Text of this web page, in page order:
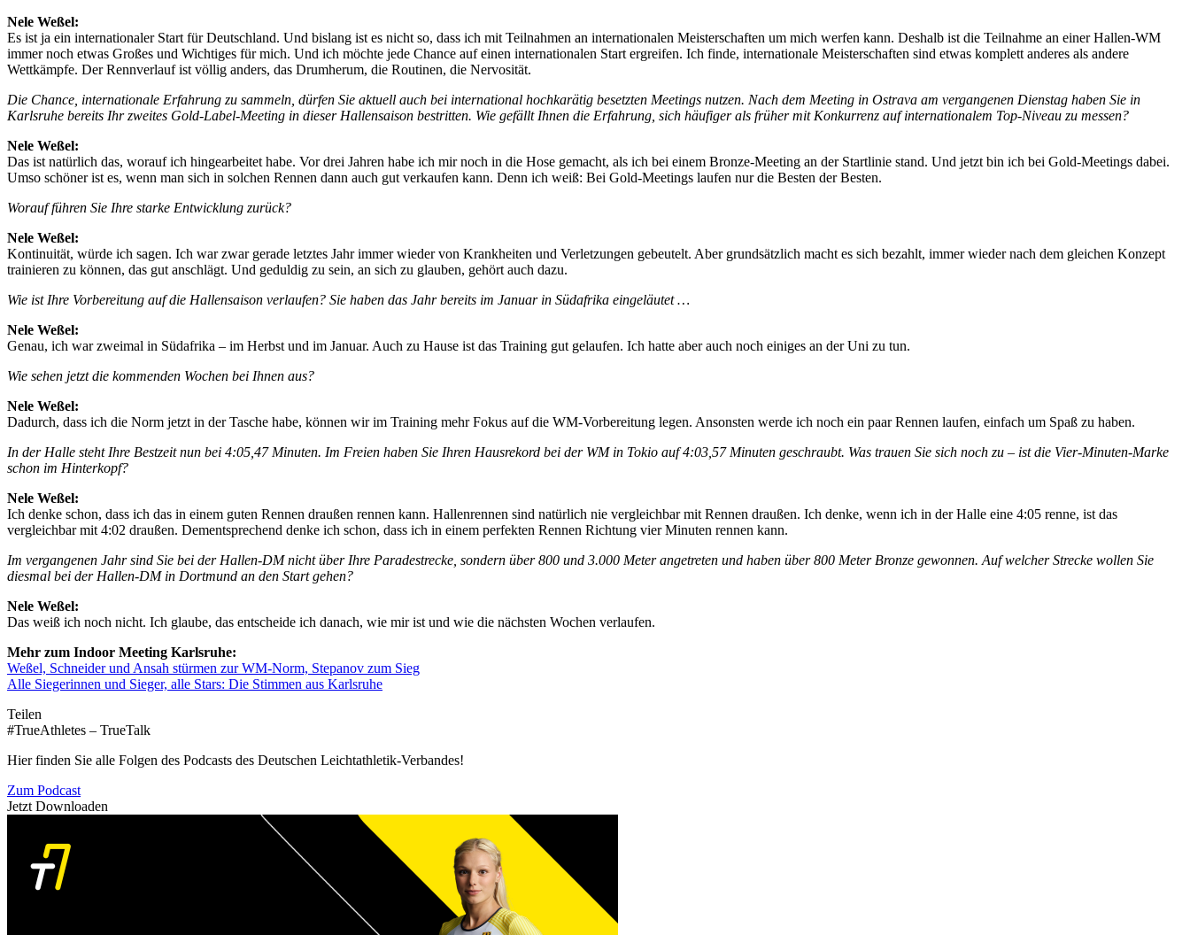
Nele Weßel:
Es ist ja ein internationaler Start für Deutschland. Und bislang ist es nicht so, dass ich mit Teilnahmen an internationalen Meisterschaften um mich werfen kann. Deshalb ist die Teilnahme an einer Hallen-WM
immer noch etwas Großes und Wichtiges für mich. Und ich möchte jede Chance auf einen internationalen Start ergreifen. Ich finde, internationale Meisterschaften sind etwas komplett anderes als andere
Wettkämpfe. Der Rennverlauf ist völlig anders, das Drumherum, die Routinen, die Nervosität.
Die Chance, internationale Erfahrung zu sammeln, dürfen Sie aktuell auch bei international hochkarätig besetzten Meetings nutzen. Nach dem Meeting in Ostrava am vergangenen Dienstag haben Sie in
Karlsruhe bereits Ihr zweites Gold-Label-Meeting in dieser Hallensaison bestritten. Wie gefällt Ihnen die Erfahrung, sich häufiger als früher mit Konkurrenz auf internationalem Top-Niveau zu messen?
Nele Weßel:
Das ist natürlich das, worauf ich hingearbeitet habe. Vor drei Jahren habe ich mir noch in die Hose gemacht, als ich bei einem Bronze-Meeting an der Startlinie stand. Und jetzt bin ich bei Gold-Meetings dabei.
Umso schöner ist es, wenn man sich in solchen Rennen dann auch gut verkaufen kann. Denn ich weiß: Bei Gold-Meetings laufen nur die Besten der Besten.
Worauf führen Sie Ihre starke Entwicklung zurück?
Nele Weßel:
Kontinuität, würde ich sagen. Ich war zwar gerade letztes Jahr immer wieder von Krankheiten und Verletzungen gebeutelt. Aber grundsätzlich macht es sich bezahlt, immer wieder nach dem gleichen Konzept
trainieren zu können, das gut anschlägt. Und geduldig zu sein, an sich zu glauben, gehört auch dazu.
Wie ist Ihre Vorbereitung auf die Hallensaison verlaufen? Sie haben das Jahr bereits im Januar in Südafrika eingeläutet …
Nele Weßel:
Genau, ich war zweimal in Südafrika – im Herbst und im Januar. Auch zu Hause ist das Training gut gelaufen. Ich hatte aber auch noch einiges an der Uni zu tun.
Wie sehen jetzt die kommenden Wochen bei Ihnen aus?
Nele Weßel:
Dadurch, dass ich die Norm jetzt in der Tasche habe, können wir im Training mehr Fokus auf die WM-Vorbereitung legen. Ansonsten werde ich noch ein paar Rennen laufen, einfach um Spaß zu haben.
In der Halle steht Ihre Bestzeit nun bei 4:05,47 Minuten. Im Freien haben Sie Ihren Hausrekord bei der WM in Tokio auf 4:03,57 Minuten geschraubt. Was trauen Sie sich noch zu – ist die Vier-Minuten-Marke
schon im Hinterkopf?
Nele Weßel:
Ich denke schon, dass ich das in einem guten Rennen draußen rennen kann. Hallenrennen sind natürlich nie vergleichbar mit Rennen draußen. Ich denke, wenn ich in der Halle eine 4:05 renne, ist das
vergleichbar mit 4:02 draußen. Dementsprechend denke ich schon, dass ich in einem perfekten Rennen Richtung vier Minuten rennen kann.
Im vergangenen Jahr sind Sie bei der Hallen-DM nicht über Ihre Paradestrecke, sondern über 800 und 3.000 Meter angetreten und haben über 800 Meter Bronze gewonnen. Auf welcher Strecke wollen Sie
diesmal bei der Hallen-DM in Dortmund an den Start gehen?
Nele Weßel:
Das weiß ich noch nicht. Ich glaube, das entscheide ich danach, wie mir ist und wie die nächsten Wochen verlaufen.
Mehr zum Indoor Meeting Karlsruhe:
Weßel, Schneider und Ansah stürmen zur WM-Norm, Stepanov zum Sieg
Alle Siegerinnen und Sieger, alle Stars: Die Stimmen aus Karlsruhe
Teilen
#TrueAthletes – TrueTalk
Hier finden Sie alle Folgen des Podcasts des Deutschen Leichtathletik-Verbandes!
Zum Podcast
Jetzt Downloaden